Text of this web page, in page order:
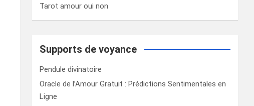
Tarot amour oui non
Supports de voyance
Pendule divinatoire
Oracle de l’Amour Gratuit : Prédictions Sentimentales en
Ligne